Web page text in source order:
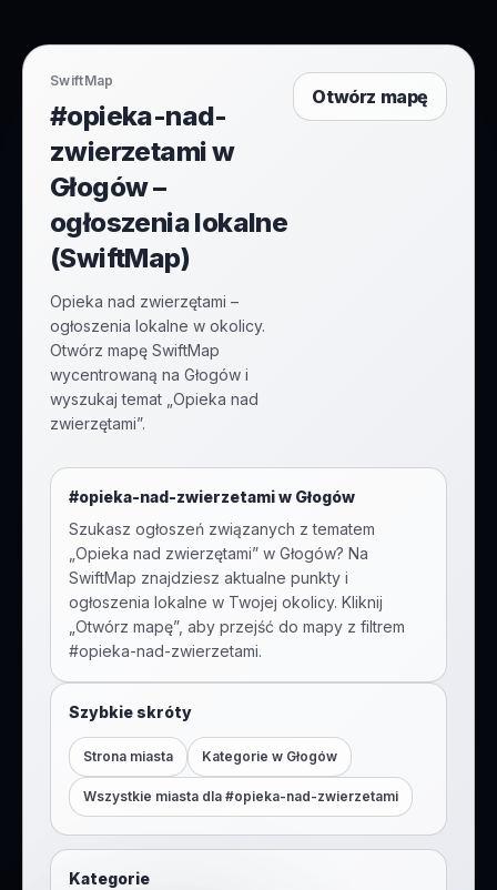
SwiftMap
#opieka-nad-
zwierzetami w
Głogów –
ogłoszenia lokalne
(SwiftMap)
Opieka nad zwierzętami –
ogłoszenia lokalne w okolicy.
Otwórz mapę SwiftMap
wycentrowaną na Głogów i
wyszukaj temat „Opieka nad
zwierzętami”.
Otwórz mapę
#opieka-nad-zwierzetamiw Głogów
Szukasz ogłoszeń związanych z tematem
Opieka nad zwierzętami” w Głogów? Na
SwiftMap znajdziesz aktualne punkty i
ogłoszenia lokalne w Twojej okolicy. Kliknij
„Otwórz mapę”, aby przejść do mapy z filtrem
#opieka-nad-zwierzetami.
Szybkie skróty
Strona miasta Kategorie w Głogów
Wszystkie miasta dla #opieka-nad-zwierzetami
Kategorie